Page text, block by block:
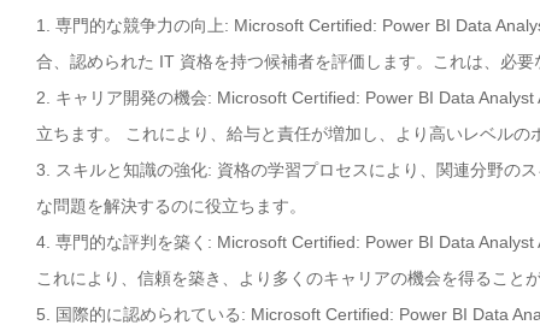
1. 専門的な競争力の向上: Microsoft Certified: Power BI Data
合、認められた IT 資格を持つ候補者を評価します。これは、必
2. キャリア開発の機会: Microsoft Certified: Power BI Data
立ちます。 これにより、給与と責任が増加し、より高いレベル
3. スキルと知識の強化: 資格の学習プロセスにより、関連分野の
な問題を解決するのに役立ちます。
4. 専門的な評判を築く: Microsoft Certified: Power BI Data
これにより、信頼を築き、より多くのキャリアの機会を得ること
5. 国際的に認められている: Microsoft Certified: Power BI Data